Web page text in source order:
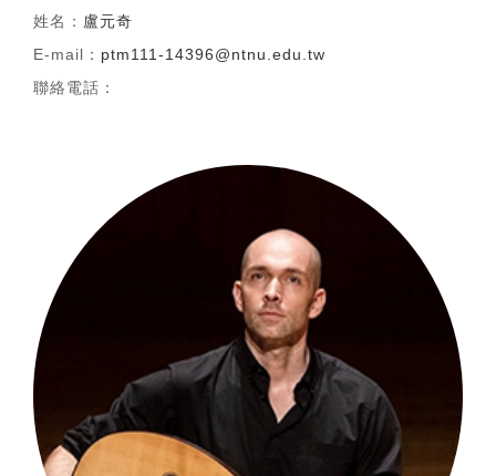
姓名： 盧元奇
E-mail： ptm111-14396@ntnu.edu.tw
聯絡電話：